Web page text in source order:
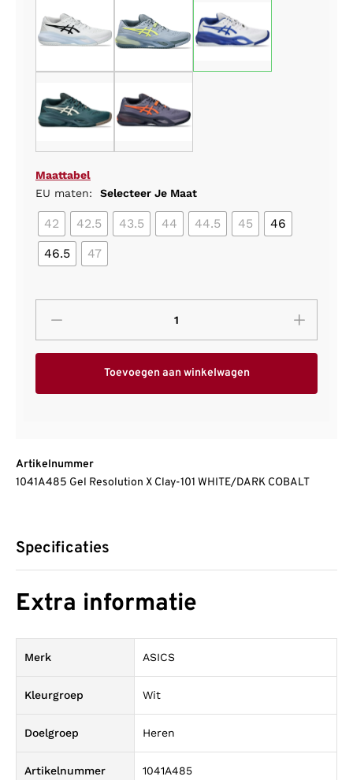
Maattabel
EU maten:
Selecteer Je Maat
42 42.5 43.5 44 44.5 45
46
46.5
47
Toevoegen aan winkelwagen
Artikelnummer
1041A485 Gel Resolution X Clay-101 WHITE/DARK COBALT
Specificaties
Extra informatie
Merk ASICS
Kleurgroep Wit
Doelgroep Heren
Artikelnummer 1041A485